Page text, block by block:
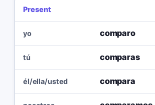
Present
yo comparo
tú comparas
él/ella/usted compara